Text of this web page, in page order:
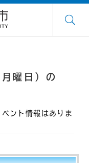
曜日）の
ント情報はありま